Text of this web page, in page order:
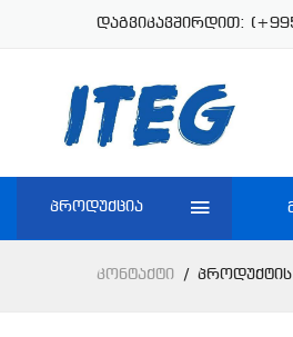
დაგვიკავშირდით:
პროდუქცია
Კონტაქტი